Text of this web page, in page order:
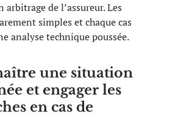
de l’assureur. Les
simples et chaque cas
analyse technique poussée.
une situation
et engager les
en cas de